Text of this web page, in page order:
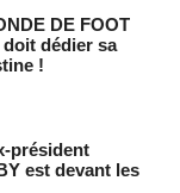
mais la
le chaos »
a ciblé l'un de
» vers
DE FOOT
doit dédier sa
!
président
est devant les